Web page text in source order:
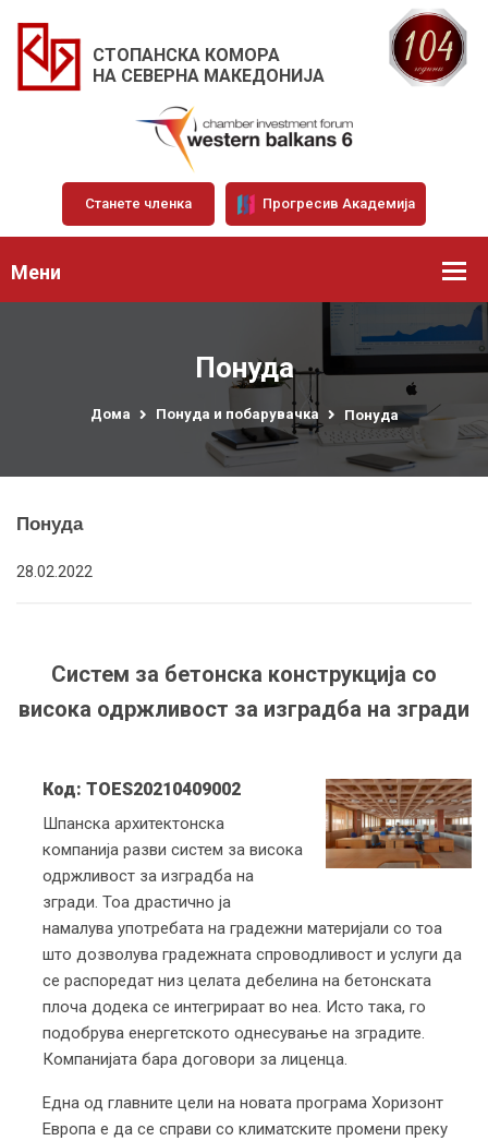
СТОПАНСКА КОМОРА
НА СЕВЕРНА МАКЕДОНИЈА
Станете членка Прогресив Академија
Мени
Понуда
Дома Понуда и побарувачка Понуда
Понуда
28.02.2022
Систем за бетонска конструкција со
висока одржливост за изградба на згради
Код: TOES20210409002
Шпанска архитектонска
компанија разви систем за висока
одржливост за изградба на
згради. Тоа драстично ја
намалува употребата на градежни материјали со тоа
што дозволува градежната спроводливост и услуги да
се распоредат низ целата дебелина на бетонската
плоча додека се интегрираат во неа. Исто така, го
подобрува енергетското однесување на зградите.
Компанијата бара договори за лиценца.
Една од главните цели на новата програма Хоризонт
Европа е да се справи со климатските промени преку